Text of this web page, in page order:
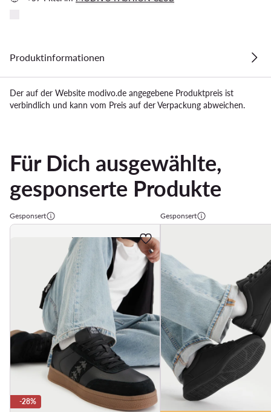
Produktinformationen
Der auf der Website modivo.de angegebene Produktpreis ist
verbindlich und kann vom Preis auf der Verpackung abweichen.
Für Dich ausgewählte,
gesponserte Produkte
Gesponsert
-28%
Gesponsert